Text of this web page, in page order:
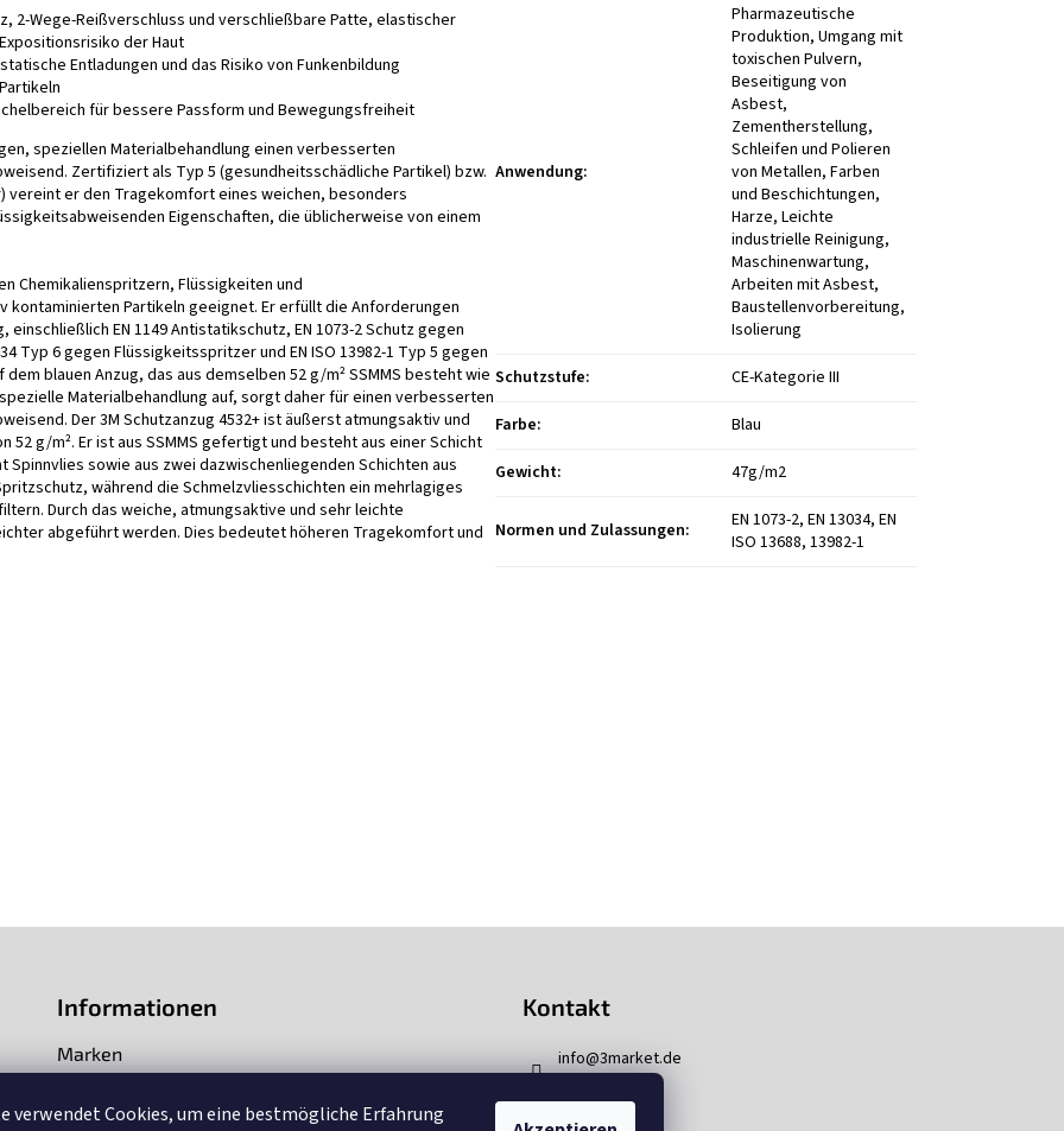
verwendet Cookies, um eine bestmögliche Erfahrung
2-Wege-Reißverschluss und verschließbare Patte, elastischer
der Haut
Entladungen und das Risiko von Funkenbildung
für bessere Passform und Bewegungsfreiheit
speziellen Materialbehandlung einen verbesserten
Zertifiziert als Typ 5 (gesundheitsschädliche Partikel) bzw.
er den Tragekomfort eines weichen, besonders
Eigenschaften, die üblicherweise von einem
Chemikalienspritzern, Flüssigkeiten und
Partikeln geeignet. Er erfüllt die Anforderungen
EN 1149 Antistatikschutz, EN 1073-2 Schutz gegen
Typ 6 gegen Flüssigkeitsspritzer und EN ISO 13982-1 Typ 5 gegen
blauen Anzug, das aus demselben 52 g/m² SSMMS besteht wie
Materialbehandlung auf, sorgt daher für einen verbesserten
Der 3M Schutzanzug 4532+ ist äußerst atmungsaktiv und
g/m². Er ist aus SSMMS gefertigt und besteht aus einer Schicht
sowie aus zwei dazwischenliegenden Schichten aus
während die Schmelzvliesschichten ein mehrlagiges
Durch das weiche, atmungsaktive und sehr leichte
abgeführt werden. Dies bedeutet höheren Tragekomfort und
Anwendung:
Pharmazeutische
Produktion, Umgang mit
toxischen Pulvern,
Beseitigung von
Asbest,
Zementherstellung,
Schleifen und Polieren
von Metallen, Farben
und Beschichtungen,
Harze, Leichte
industrielle Reinigung,
Maschinenwartung,
Arbeiten mit Asbest,
Baustellenvorbereitung,
Isolierung
Schutzstufe:
CE-Kategorie III
Farbe:
Blau
Gewicht: 47g/m2
Normen und Zulassungen:
EN 1073-2, EN 13034, EN
ISO 13688, 13982-1
Informationen
Marken
Kontakt
info@3market.de